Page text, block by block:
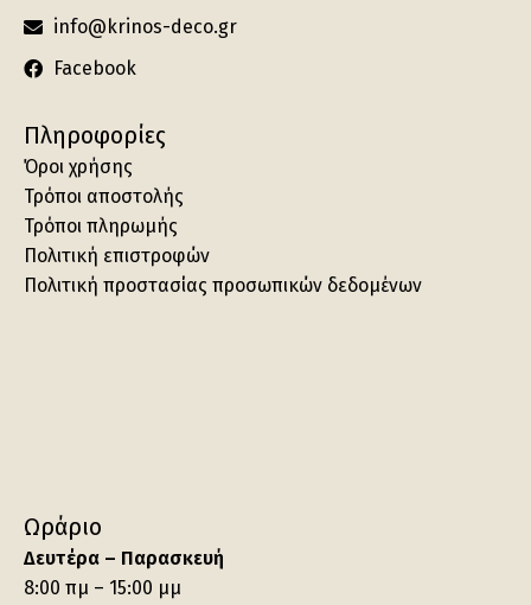
info@krinos-deco.gr
Facebook
Πληροφορίες
Όροι χρήσης
Τρόποι αποστολής
Τρόποι πληρωμής
Πολιτική επιστροφών
Πολιτική προστασίας προσωπικών δεδομένων
Ωράριο
Δευτέρα – Παρασκευή
8:00 πμ – 15:00 μμ